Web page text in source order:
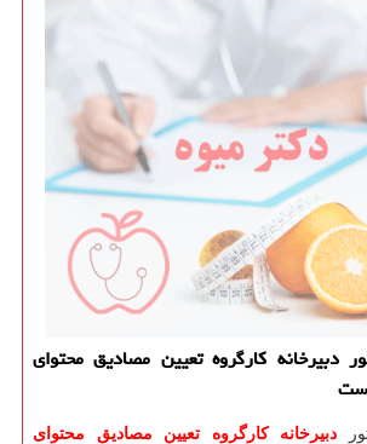
دبیرخانه كارگروه تعیین مصادیق محتوای
دبیرخانه كارگروه تعیین مصادیق محتوای